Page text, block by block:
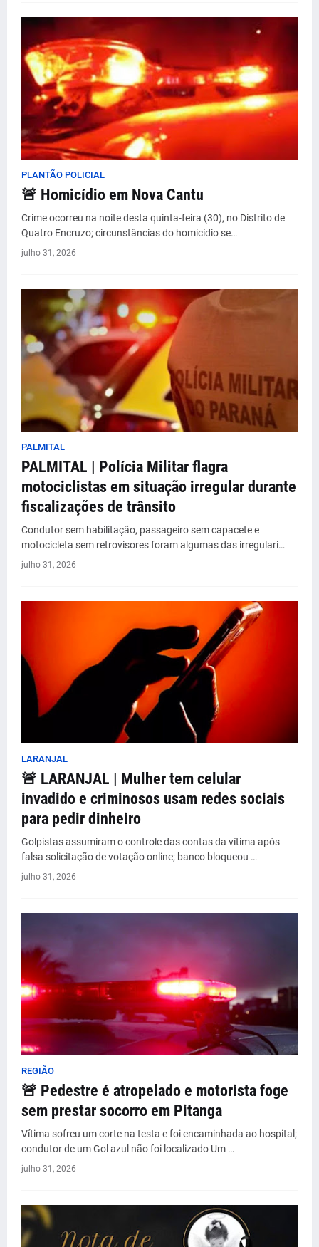
PLANTÃO POLICIAL
🚨 Homicídio em Nova Cantu
Crime ocorreu na noite desta quinta-feira (30), no Distrito de
Quatro Encruzo; circunstâncias do homicídio se…
julho 31, 2026
PALMITAL
PALMITAL | Polícia Militar flagra
motociclistas em situação irregular durante
fiscalizações de trânsito
Condutor sem habilitação, passageiro sem capacete e
motocicleta sem retrovisores foram algumas das irregulari…
julho 31, 2026
LARANJAL
🚨 LARANJAL | Mulher tem celular
invadido e criminosos usam redes sociais
para pedir dinheiro
Golpistas assumiram o controle das contas da vítima após
falsa solicitação de votação online; banco bloqueou …
julho 31, 2026
REGIÃO
🚨 Pedestre é atropelado e motorista foge
sem prestar socorro em Pitanga
Vítima sofreu um corte na testa e foi encaminhada ao hospital;
condutor de um Gol azul não foi localizado Um …
julho 31, 2026